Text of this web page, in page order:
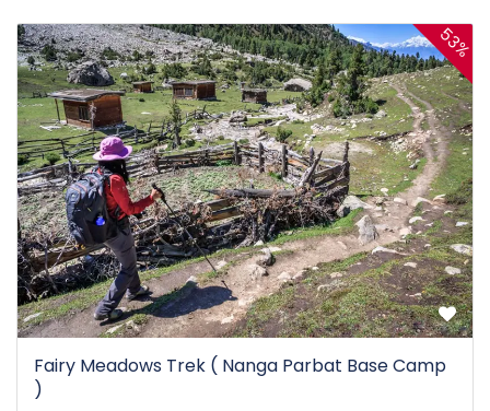
53%
Fairy Meadows Trek ( Nanga Parbat Base Camp
)